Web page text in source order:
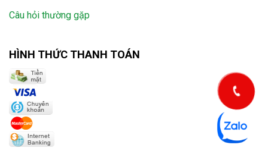
Câu hỏi thường gặp
HÌNH THỨC THANH TOÁN